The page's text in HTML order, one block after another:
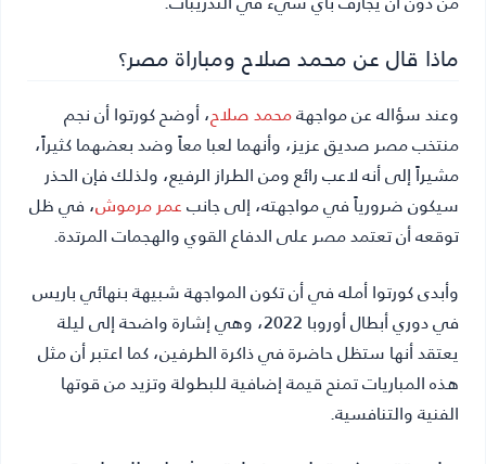
ماذا قال عن محمد صلاح ومباراة مصر؟
وعند سؤاله عن مواجهةمحمد صلاح، أوضح كورتوا أن نجم
منتخب مصر صديق عزيز، وأنهما لعبا معاً وضد بعضهما كثيراً،
مشيراً إلى أنه لاعب رائع ومن الطراز الرفيع، ولذلك فإن الحذر
سيكون ضرورياً في مواجهته، إلى جانبعمر مرموش، في ظل
توقعه أن تعتمد مصر على الدفاع القوي والهجمات المرتدة.
وأبدى كورتوا أمله في أن تكون المواجهة شبيهة بنهائي باريس
في دوري أبطال أوروبا 2022، وهي إشارة واضحة إلى ليلة
يعتقد أنها ستظل حاضرة في ذاكرة الطرفين، كما اعتبر أن مثل
هذه المباريات تمنح قيمة إضافية للبطولة وتزيد من قوتها
الفنية والتنافسية.